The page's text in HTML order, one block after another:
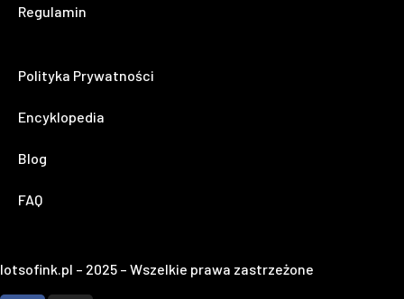
Regulamin
Polityka Prywatności
Encyklopedia
Blog
FAQ
lotsofink.pl – 2025 – Wszelkie prawa zastrzeżone